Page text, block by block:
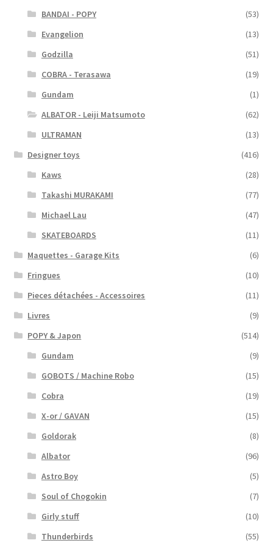
BANDAI - POPY
(53)
Evangelion
(13)
Godzilla
(51)
COBRA - Terasawa
(19)
Gundam
(1)
ALBATOR - Leiji Matsumoto
(62)
ULTRAMAN
(13)
Designer toys
(416)
Kaws
(28)
Takashi MURAKAMI
(77)
Michael Lau
(47)
SKATEBOARDS
(11)
Maquettes - Garage Kits
(6)
Fringues
(10)
Pieces détachées - Accessoires
(11)
Livres
(9)
POPY & Japon
(514)
Gundam
(9)
GOBOTS / Machine Robo
(15)
Cobra
(19)
X-or / GAVAN
(15)
Goldorak
(8)
Albator
(96)
Astro Boy
(5)
Soul of Chogokin
(7)
Girly stuff
(10)
Thunderbirds
(55)